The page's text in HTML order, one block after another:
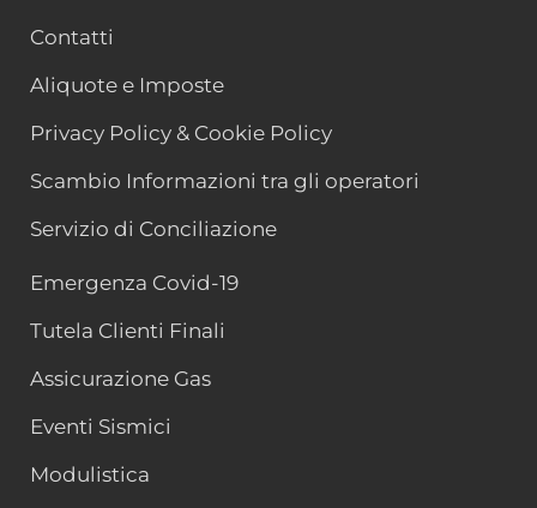
Contatti
Aliquote e Imposte
Privacy Policy & Cookie Policy
Scambio Informazioni tra gli operatori
Servizio di Conciliazione
Emergenza Covid-19
Tutela Clienti Finali
Assicurazione Gas
Eventi Sismici
Modulistica